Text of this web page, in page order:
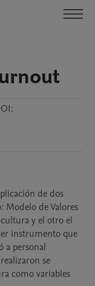
de dos
Modelo de Valores
y el otro el
instrumento que
a personal
se
como variables